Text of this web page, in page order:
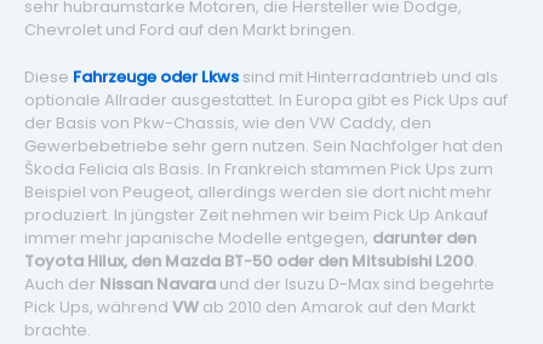
sehr hubraumstarke Motoren, die Hersteller wie Dodge,
Chevrolet und Ford auf den Markt bringen.
Diese Fahrzeuge oder Lkws sind mit Hinterradantrieb und als
optionale Allrader ausgestattet. In Europa gibt es Pick Ups auf
der Basis von Pkw-Chassis, wie den VW Caddy, den
Gewerbebetriebe sehr gern nutzen. Sein Nachfolger hat den
Škoda Felicia als Basis. In Frankreich stammen Pick Ups zum
Beispiel von Peugeot, allerdings werden sie dort nicht mehr
produziert. In jüngster Zeit nehmen wir beim Pick Up Ankauf
immer mehr japanische Modelle entgegen, darunter den
Toyota Hilux, den Mazda BT-50 oder den Mitsubishi L200.
Auch der Nissan Navara und der Isuzu D-Max sind begehrte
Pick Ups, während VW ab 2010 den Amarok auf den Markt
brachte.